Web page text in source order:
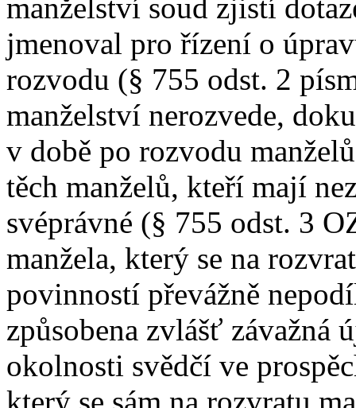
manželství soud zjistí
jmenoval pro řízení o
rozvodu (§ 755 odst. 2
manželství nerozvede,
v době po rozvodu
těch manželů, kteří mají
svéprávné (§ 755 odst. 3
manžela, který se na
povinností převážně
způsobena zvlášť závažná
okolnosti svědčí ve